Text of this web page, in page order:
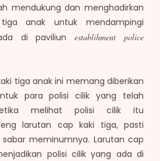
mendukung dan menghadirkan
anak untuk mendampingi
di paviliunestablihment police
tiga anak ini memang diberikan
para polisi cilik yang telah
melihat polisi cilik itu
larutan cap kaki tiga, pasti
meminumnya. Larutan cap
polisi cilik yang ada di